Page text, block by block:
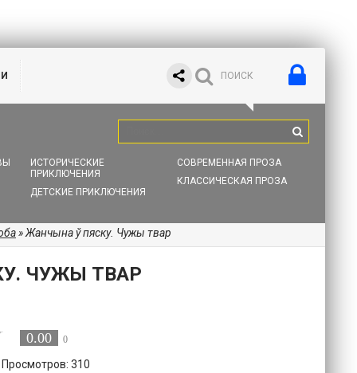
ИСТОРИЧЕСКИЕ
ПРИКЛЮЧЕНИЯ
ДЕТСКИЕ ПРИКЛЮЧЕНИЯ
СОВРЕМЕННАЯ ПРОЗА
КЛАССИЧЕСКАЯ ПРОЗА
» Жанчына ў пяску. Чужы твар
ЧУЖЫ ТВАР
0.00 0
310